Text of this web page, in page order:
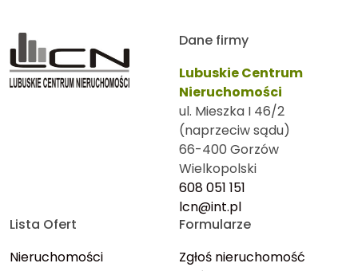
Dane firmy
Lubuskie Centrum
Nieruchomości
ul. Mieszka I 46/2
(naprzeciw sądu)
66-400 Gorzów
Wielkopolski
608 051 151
lcn@int.pl
Lista Ofert
Nieruchomości
Formularze
Zgłoś nieruchomość